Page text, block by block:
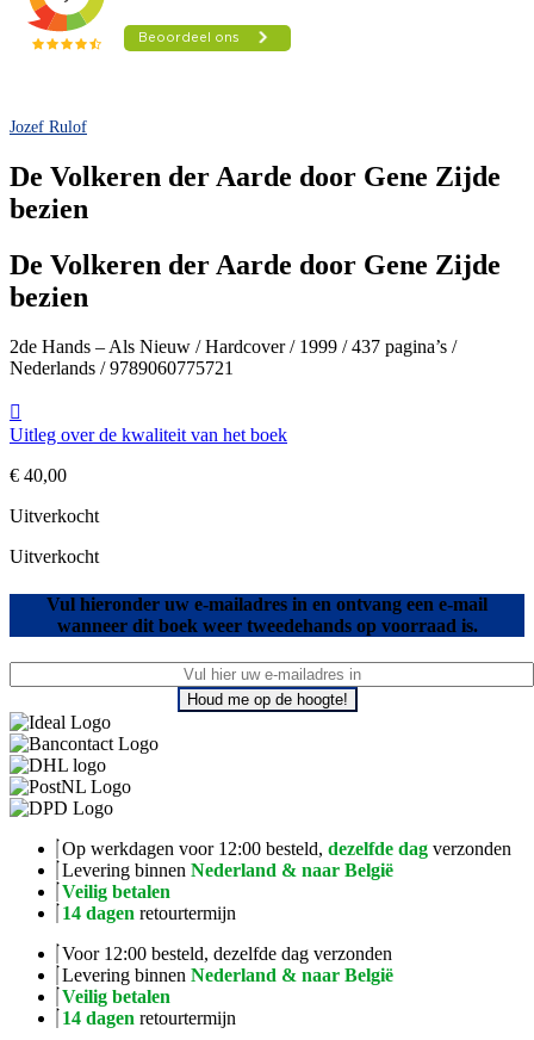
Jozef Rulof
De Volkeren der Aarde door Gene Zijde
bezien
De Volkeren der Aarde door Gene Zijde
bezien
2de Hands – Als Nieuw / Hardcover / 1999 / 437 pagina’s /
Nederlands / 9789060775721
Uitleg over de kwaliteit van het boek
€ 40,00
Uitverkocht
Uitverkocht
Vul hieronder uw e-mailadres in en ontvang een e-mail
wanneer dit boek weer tweedehands op voorraad is.
Houd me op de hoogte!
Op werkdagen voor 12:00 besteld, dezelfde dag verzonden
Levering binnen Nederland & naar België
Veilig betalen
14 dagen retourtermijn
Voor 12:00 besteld, dezelfde dag verzonden
Levering binnen Nederland & naar België
Veilig betalen
14 dagen retourtermijn